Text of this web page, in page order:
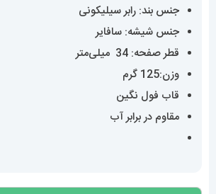
جنس بند: رابر سیلیکونی
جنس شیشه: سافایر
قطر صفحه: 34 میلی‌متر
وزن:125 گرم
قاب فول نگین
مقاوم در برابر آب